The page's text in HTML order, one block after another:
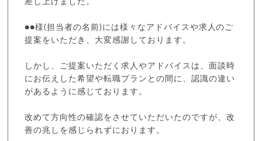
差し上げました。
●●様(担当者の名前)には様々なアドバイスや求人のご
提案をいただき、大変感謝しております。
しかし、ご提案いただく求人やアドバイスは、面談時
にお伝えした希望や転職プランとの間に、認識の違い
があるように感じております。
改めて方向性の確認をさせていただいたのですが、改
善の兆しを感じられずにおります。